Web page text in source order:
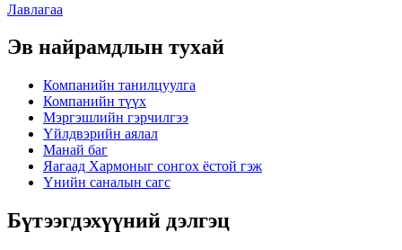
Лавлагаа
Эв найрамдлын тухай
Компанийн танилцуулга
Компанийн түүх
Мэргэшлийн гэрчилгээ
Үйлдвэрийн аялал
Манай баг
Яагаад Хармоныг сонгох ёстой гэж
Үнийн саналын сагс
Бүтээгдэхүүний дэлгэц